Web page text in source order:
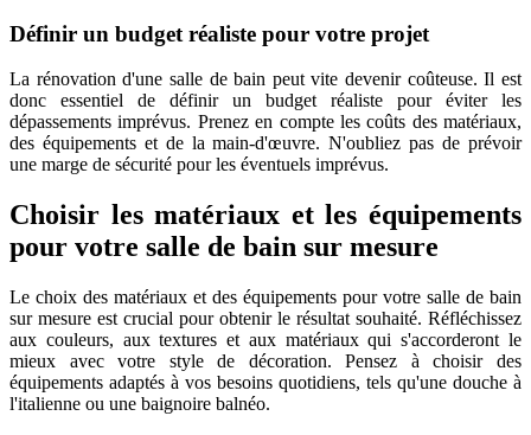
Définir un budget réaliste pour votre projet
La rénovation d'une salle de bain peut vite devenir coûteuse. Il est
donc essentiel de définir un budget réaliste pour éviter les
dépassements imprévus. Prenez en compte les coûts des matériaux,
des équipements et de la main-d'œuvre. N'oubliez pas de prévoir
une marge de sécurité pour les éventuels imprévus.
Choisir les matériaux et les équipements
pour votre salle de bain sur mesure
Le choix des matériaux et des équipements pour votre salle de bain
sur mesure est crucial pour obtenir le résultat souhaité. Réfléchissez
aux couleurs, aux textures et aux matériaux qui s'accorderont le
mieux avec votre style de décoration. Pensez à choisir des
équipements adaptés à vos besoins quotidiens, tels qu'une douche à
l'italienne ou une baignoire balnéo.